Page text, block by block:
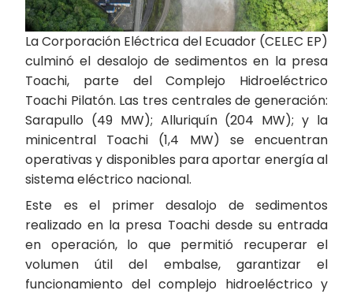
La Corporación Eléctrica del Ecuador (CELEC EP)
culminó el desalojo de sedimentos en la presa
Toachi, parte del Complejo Hidroeléctrico
Toachi Pilatón. Las tres centrales de generación:
Sarapullo (49 MW); Alluriquín (204 MW); y la
minicentral Toachi (1,4 MW) se encuentran
operativas y disponibles para aportar energía al
sistema eléctrico nacional.
Este es el primer desalojo de sedimentos
realizado en la presa Toachi desde su entrada
en operación, lo que permitió recuperar el
volumen útil del embalse, garantizar el
funcionamiento del complejo hidroeléctrico y